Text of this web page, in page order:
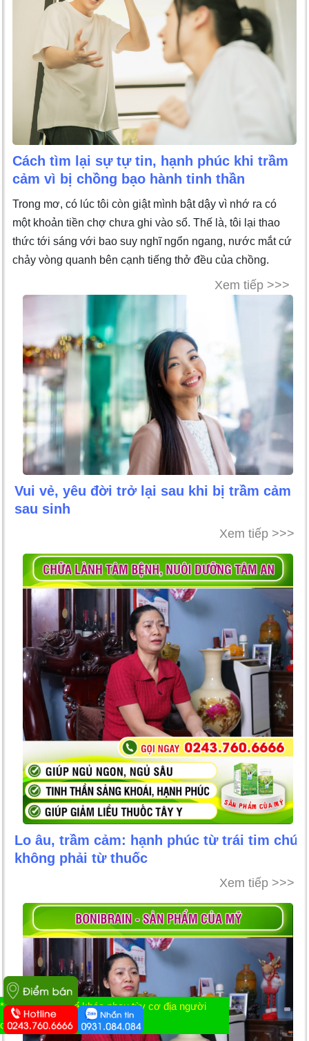
Cách tìm lại sự tự tin, hạnh phúc khi trầm
cảm vì bị chồng bạo hành tinh thần
Trong mơ, có lúc tôi còn giật mình bật dậy vì nhớ ra có
một khoản tiền chợ chưa ghi vào sổ. Thế là, tôi lại thao
thức tới sáng với bao suy nghĩ ngổn ngang, nước mắt cứ
chảy vòng quanh bên cạnh tiếng thở đều của chồng.
Xem tiếp >>>
Vui vẻ, yêu đời trở lại sau khi bị trầm cảm
sau sinh
Xem tiếp >>>
Lo âu, trầm cảm: hạnh phúc từ trái tim chứ
không phải từ thuốc
Xem tiếp >>>
* Tác dụng có thể khác nhau tùy cơ địa người
dùng